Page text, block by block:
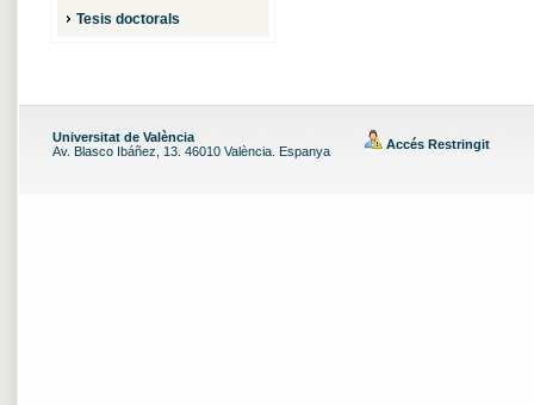
Tesis doctorals
Universitat de València
Av. Blasco Ibáñez, 13. 46010 València. Espanya
Accés Restringit